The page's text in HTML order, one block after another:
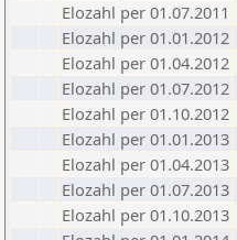
Elozahl per 01.07.2011
Elozahl per 01.01.2012
Elozahl per 01.04.2012
Elozahl per 01.07.2012
Elozahl per 01.10.2012
Elozahl per 01.01.2013
Elozahl per 01.04.2013
Elozahl per 01.07.2013
Elozahl per 01.10.2013